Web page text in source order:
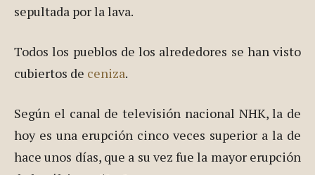
Según el Observatorio Meteorológico de
volcán, la ciudad de Takaharu podría quedar
sepultada por la lava.
Todos los pueblos de los alrededores se han visto
cubiertos deceniza.